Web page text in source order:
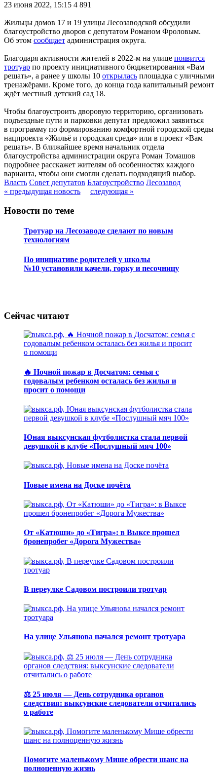
23 июня 2022, 15:15 4 891
Жильцы домов 17 и 19 улицы Лесозаводской обсудили
благоустройство дворов с депутатом Романом Фроловым.
Об этом сообщает администрация округа.
Благодаря активности жителей в 2022-м на улице появится
тротуар по проекту инициативного бюджетирования «Вам
решать», а ранее у школы 10 открылась площадка с уличными
тренажёрами. Кроме того, до конца года капитальный ремонт
ждёт местный детский сад 18.
Чтобы благоустроить дворовую территорию, организовать
подъездные пути и парковки депутат предложил заявиться
в программу по формированию комфортной городской среды
нацпроекта «Жильё и городская среда» или в проект «Вам
решать». В ближайшее время начальник отдела
благоустройства администрации округа Роман Томашов
подробнее расскажет жителям об особенностях каждого
варианта, чтобы они смогли сделать подходящий выбор.
Власть Совет депутатов Благоустройство Лесозавод
« предыдущая новость
следующая »
Новости по теме
Тротуар на Лесозаводе сделают по новым
технологиям
По инициативе родителей у школы
№10 установили качели, горку и песочницу
Сейчас читают
🔥 Ночной пожар в Досчатом: семья с
годовалым ребенком осталась без жилья и
просит о помощи
Юная выксунская футболистка стала первой
девушкой в клубе «Послушный мяч 100»
Новые имена на Доске почёта
От «Катюши» до «Тигра»: в Выксе прошел
бронепробег «Дорога Мужества»
В переулке Садовом построили тротуар
На улице Ульянова начался ремонт тротуара
⚖️ 25 июля — День сотрудника органов
следствия: выксунские следователи отчитались
о работе
Помогите маленькому Мише обрести шанс на
полноценную жизнь